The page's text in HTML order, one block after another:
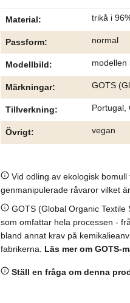
Material trikå i
Passform normal
Modellbild modellen
Märkningar GOTS
Tillverkning Portugal,
Övrigt vegan
Vid odling av ekologisk bomull
genmanipulerade råvaror vilket
GOTS (Global Organic Textile
som omfattar hela processen -
bland annat krav på
fabrikerna. Läs mer om GOTS-
Ställ en fråga om denna